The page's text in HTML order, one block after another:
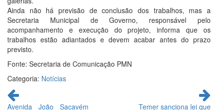
Ainda não há previsão de conclusão dos trabalhos, mas a
Secretaria Municipal de Governo, responsável pelo
acompanhamento e execução do projeto, informa que os
trabalhos estão adiantados e devem acabar antes do prazo
previsto.
Fonte: Secretaria de Comunicação PMN
Categoria: Notícias
Continue
lendo
Avenida João Sacavém
Temer sanciona lei que